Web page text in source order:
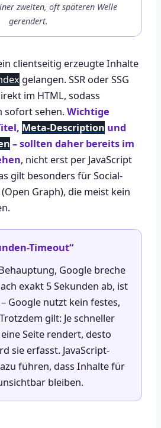
zweiten, oft späteren Welle
gerendert.
clientseitig erzeugte Inhalte
gelangen. SSR oder SSG
im HTML, sodass
sofort sehen.Wichtige
Meta-Description und
– sollten daher bereits im
, nicht erst per JavaScript
gilt besonders für Social-
Graph), die meist kein
Timeout“
Google breche
exakt 5 Sekunden ab, ist
Google nutzt kein festes,
gilt: Je schneller
Seite rendert, desto
sie erfasst. JavaScript-
führen, dass Inhalte für
bleiben.